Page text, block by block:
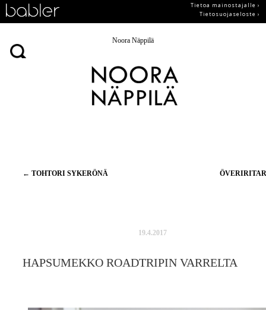
Tietoa mainostajalle ›
Tietosuojaseloste ›
Noora Näppilä
Artikkelien
← TOHTORI SYKERÖNÄ
19.4.2017
HAPSUMEKKO ROADTRIPIN VARRELTA